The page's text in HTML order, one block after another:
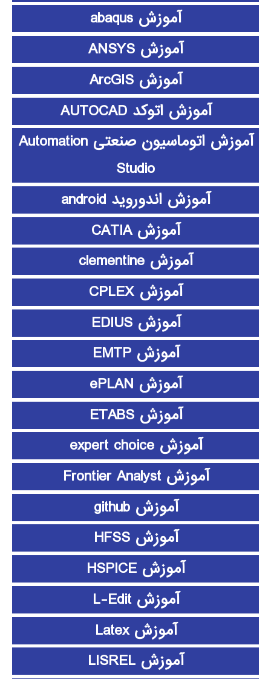
آموزش abaqus
آموزش ANSYS
آموزش ArcGIS
آموزش اتوکد AUTOCAD
آموزش اتوماسیون صنعتی Automation
Studio
آموزش اندوروید android
آموزش CATIA
آموزش clementine
آموزش CPLEX
آموزش EDIUS
آموزش EMTP
آموزش ePLAN
آموزش ETABS
آموزش expert choice
آموزش Frontier Analyst
آموزش github
آموزش HFSS
آموزش HSPICE
آموزش L-Edit
آموزش Latex
آموزش LISREL